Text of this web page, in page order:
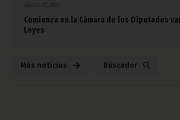
agosto 07, 2026
Comienza en la Cámara de los Diputados
Leyes
Más noticias Búscador